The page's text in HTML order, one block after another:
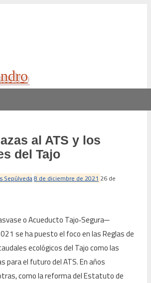
al ATS y los
del Tajo
Sepúlveda8 de diciembre de 2021 26 de
o Acueducto Tajo‑Segura─
se ha puesto el foco en las Reglas de
ecológicos del Tajo como las
para el futuro del ATS. En años
como la reforma del Estatuto de